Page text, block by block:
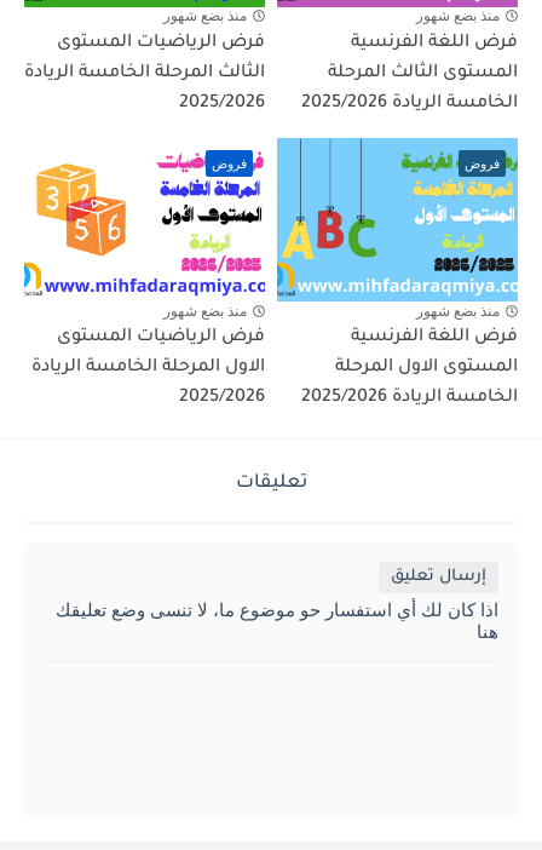
منذ بضع شهور
فرض اللغة الفرنسية
المستوى الثالث المرحلة
الخامسة الريادة 2025/2026
منذ بضع شهور
فرض الرياضيات المستوى
الثالث المرحلة الخامسة الريادة
2025/2026
فروض
منذ بضع شهور
فرض اللغة الفرنسية
المستوى الاول المرحلة
الخامسة الريادة 2025/2026
فروض
منذ بضع شهور
فرض الرياضيات المستوى
الاول المرحلة الخامسة الريادة
2025/2026
تعليقات
إرسال تعليق
اذا كان لك أي استفسار حو موضوع ما، لا تنسى وضع تعليقك
هنا